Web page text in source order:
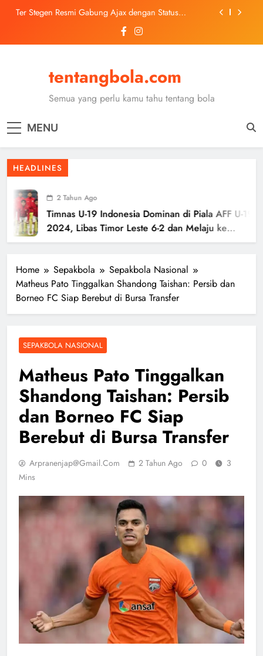
SkipTer Stegen Resmi Gabung Ajax dengan Status
Trabzonspor Mulai Negosiasi Mohamed Salah, Tes
Medis Dijadwalkan 5 Agustus
2026, Siap Tatap Putaran Provinsi
Kerolin Resmi Gabung Barcelona, Transfer
Dilaporkan Pecahkan Rekor Penjualan WSL
Pinjaman dari Barcelona
Trabzonspor Mulai Negosiasi Mohamed Salah, Tes
Medis Dijadwalkan 5 Agustus
Malang United U-13 Juara Piala Soeratin Kota Malang
2026, Siap Tatap Putaran Provinsi
tentangbola.com
Semua yang perlu kamu tahu tentang bola
MENU
HEADLINES
2 Tahun Ago
Timnas U-19 Indonesia Dominan di Piala AFF U-19
2024, Libas Timor Leste 6-2 dan Melaju ke
Semifinal
Home Sepakbola
Sepakbola Nasional
Matheus Pato Tinggalkan Shandong Taishan: Persib dan
Borneo FC Siap Berebut di Bursa Transfer
SEPAKBOLA NASIONAL
Matheus Pato Tinggalkan
Shandong Taishan: Persib
dan Borneo FC Siap
Berebut di Bursa Transfer
Arpranenjap@gmail.com 2 Tahun Ago 0
3
Mins